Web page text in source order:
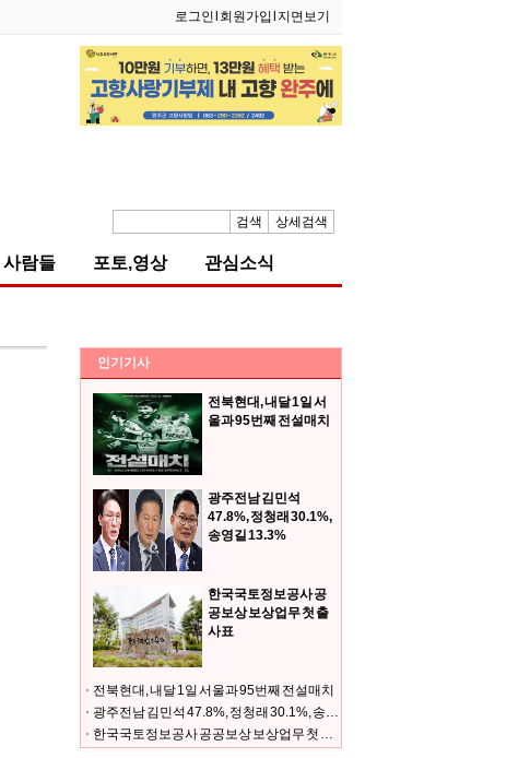
로그인 회원가입 지면보기
검색 상세검색
사람들 포토,영상 관심소식
인기기사
전북현대, 내달 1일 서
울과 95번째 전설매치
광주전남 김민석
47.8%, 정청래 30.1%,
송영길 13.3%
한국국토정보공사 공
공보상 보상업무 첫 출
사표
전북현대, 내달 1일 서울과 95번째 전설매치
광주전남 김민석 47.8%, 정청래 30.1%, 송영길 13.3%
한국국토정보공사 공공보상 보상업무 첫 출사표